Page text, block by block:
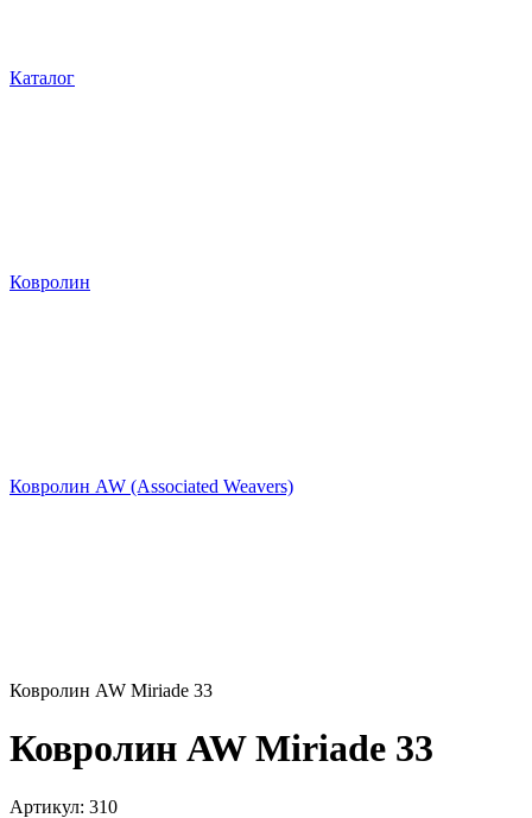
Каталог
Ковролин
Ковролин AW (Associated Weavers)
Ковролин AW Miriade 33
Ковролин AW Miriade 33
Артикул: 310